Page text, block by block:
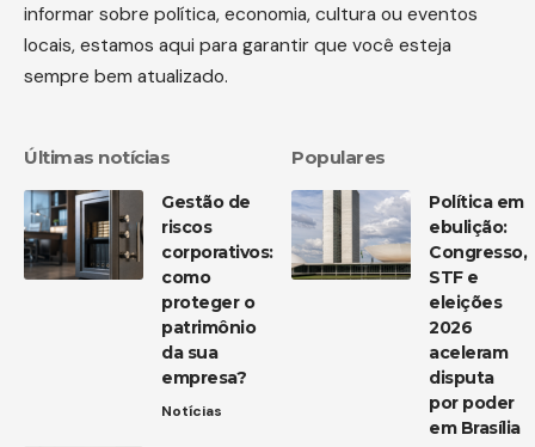
informar sobre política, economia, cultura ou eventos
locais, estamos aqui para garantir que você esteja
sempre bem atualizado.
Últimas notícias
Gestão de
riscos
corporativos:
como
proteger o
patrimônio
da sua
empresa?
Notícias
Populares
Política em
ebulição:
Congresso,
STF e
eleições
2026
aceleram
disputa
por poder
em Brasília